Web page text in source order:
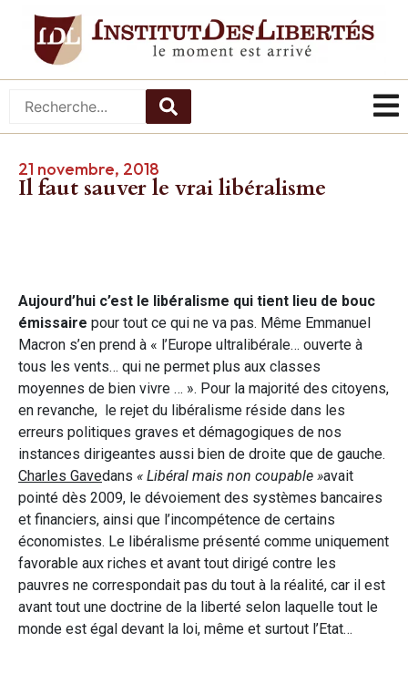
21 novembre, 2018
Il faut sauver le vrai libéralisme
Aujourd’hui c’est le libéralisme qui tient lieu de bouc
émissaire pour tout ce qui ne va pas. Même Emmanuel
Macron s’en prend à « l’Europe ultralibérale… ouverte à
tous les vents… qui ne permet plus aux classes
moyennes de bien vivre … ». Pour la majorité des citoyens,
en revanche, le rejet du libéralisme réside dans les
erreurs politiques graves et démagogiques de nos
instances dirigeantes aussi bien de droite que de gauche.
Charles Gavedans « Libéral mais non coupable »avait
pointé dès 2009, le dévoiement des systèmes bancaires
et financiers, ainsi que l’incompétence de certains
économistes. Le libéralisme présenté comme uniquement
favorable aux riches et avant tout dirigé contre les
pauvres ne correspondait pas du tout à la réalité, car il est
avant tout une doctrine de la liberté selon laquelle tout le
monde est égal devant la loi, même et surtout l’Etat…